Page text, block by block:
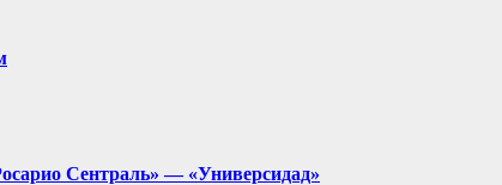
Сентраль» — «Универсидад»